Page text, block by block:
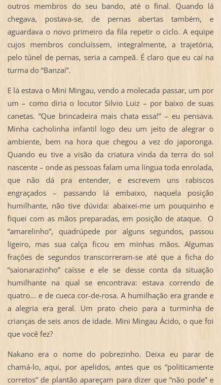
outros membros do seu bando, até o final. Quando lá
chegava, postava-se, de pernas abertas também, e
aguardava o novo primeiro da fila repetir o ciclo. A equipe
cujos membros concluíssem, integralmente, a trajetória,
pelo túnel de pernas, seria a campeã. É claro que eu caí na
turma do “Banzai”.
E lá estava o Mini Mingau, vendo a molecada passar, um por
um – como diria o locutor Silvio Luiz – por baixo de suas
canetas. “Que brincadeira mais chata essa!” – eu pensava.
Minha cacholinha infantil logo deu um jeito de alegrar o
ambiente, bem na hora que chegou a vez do japoronga.
Quando eu tive a visão da criatura vinda da terra do sol
nascente – onde as pessoas falam uma língua toda enrolada,
que não dá pra entender, e escrevem uns rabiscos
engraçados – passando lá embaixo, naquela posição
humilhante, não tive dúvida: abaixei-me um pouquinho e
fiquei com as mãos preparadas, em posição de ataque. O
“amarelinho”, quadrúpede por alguns segundos, passou
ligeiro, mas sua calça ficou em minhas mãos. Algumas
frações de segundos transcorreram-se até que a ficha do
“saionarazinho” caísse e ele se desse conta da situação
humilhante na qual se encontrava: estava correndo de
quatro... e de cueca cor-de-rosa. A humilhação era grande e
a alegria era geral. Um prato cheio para a turminha de
crianças de seis anos de idade. Mini Mingau Ácido, o que foi
que você fez?
Nakano era o nome do pobrezinho. Deixa eu parar de
chamá-lo, aqui, por apelidos, antes que os “politicamente
corretos” de plantão apareçam para dizer que “não pode” e